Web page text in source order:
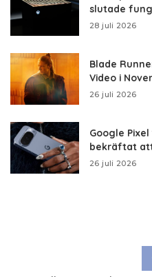
slutade
28 juli 2026
Blade
Video i
26 juli 2026
Google
bekräftat
26 juli 2026